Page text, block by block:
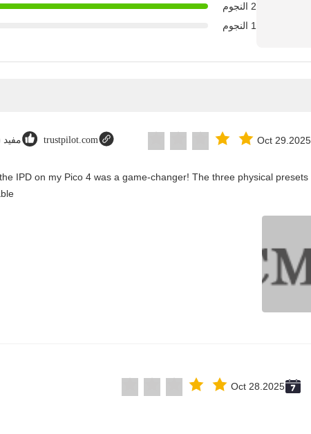
2 النجوم
1 النجوم
Oct 29.2025
trustpilot.com مفيد
the IPD on my Pico 4 was a game-changer! The three physical
Oct 28.2025